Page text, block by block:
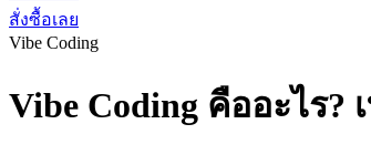
สั่งซื้อเลย
Vibe Coding
Vibe Coding คืออะไร